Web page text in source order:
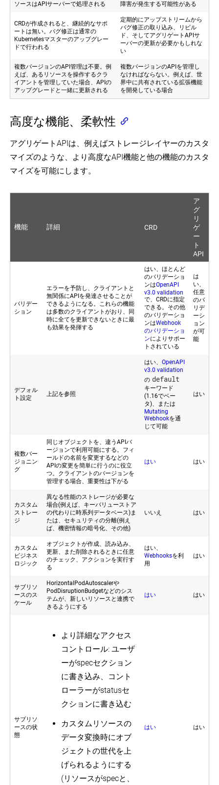
ソースはAPIサーバーで処理される
障害が発生する可能性がある
CRDが作成されると、継続的なサポ
ートは無い。バグ修正は通常の
Kubernetesマスターのアップグレー
ドで行われる
定期的にアップストリームから
バグ修正の取り込み、リビル
ド、そしてアグリゲートAPIサ
ーバーの更新が必要かもしれな
い
複数バージョンのAPI管理は不要。例
えば、あるリソースを操作するクラ
イアントを管理していた場合、APIの
アップグレードと一緒に更新される
複数バージョンのAPIを管理し
なければならない。例えば、世
界中に共有されている拡張機能
を開発している場合
高度な機能、柔軟性
アグリゲートAPIは、例えばストレージレイヤーのカスタ
マイズのような、より高度なAPI機能と他の機能のカスタ
マイズを可能にします。
機能 詳細 CRD
ア
グ
リ
ゲ
ー
ト
API
バリデー
ション
エラーを予防し、クライアントと
無関係にAPIを発達させることが
できるようになる。これらの機能
は多数のクライアントがおり、同
時に全てを更新できないときに最
も効果を発揮する
はい、ほとんど
のバリデーショ
ンはOpenAPI
v3.0 validation
で、CRDに指定
できる。その他
のバリデーショ
ンはWebhook
のバリデーショ
ンによりサポー
トされている
は
い、
任意
のバ
リデ
ーシ
ョン
が可
能
デフォル
ト設定
上記を参照
はい、 OpenAPI
v3.0 validation
の default
キーワード
(1.16でベー
タ)、または
Mutating
Webhookを通
じて可能
はい
複数バー
ジョニン
グ
同じオブジェクトを、違うAPIバ
ージョンで利用可能にする。フィ
ールドの名前を変更するなどの
APIの変更を簡単に行うのに役立
つ。クライアントのバージョンを
管理する場合、重要性は下がる
はい はい
カスタム
ストレー
ジ
異なる性能のストレージが必要な
場合(例えば、キーバリューストア
の代わりに時系列データベース)ま
たは、セキュリティの分離(例え
ば、機密情報の暗号化、その他)
いいえ はい
カスタム
ビジネス
ロジック
オブジェクトが作成、読み込み、
更新、また削除されるときに任意
のチェック、アクションを実行す
る
はい、
Webhooksを利
用
はい
サブリソ
ースのス
ケール
HorizontalPodAutoscalerや
PodDisruptionBudgetなどのシス
テムが、新しいリソースと連携で
きるようにする
はい はい
サブリソ
ースの状
態
より詳細なアクセス
コントロール: ユーザ
ーがspecセクション
に書き込み、コント
ローラーがstatusセ
クションに書き込む
カスタムリソースの
データ変換時にオブ
ジェクトの世代を上
げられるようにする
(リソースがspecと、
はい はい